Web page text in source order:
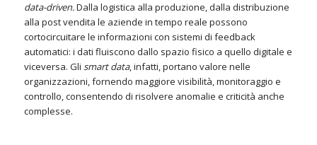
data-driven.Dalla logistica alla produzione, dalla distribuzione
alla post vendita le aziende in tempo reale possono
cortocircuitare le informazioni con sistemi di feedback
automatici: i dati fluiscono dallo spazio fisico a quello digitale e
viceversa. Gli smart data, infatti, portano valore nelle
organizzazioni, fornendo maggiore visibilità, monitoraggio e
controllo, consentendo di risolvere anomalie e criticità anche
complesse.